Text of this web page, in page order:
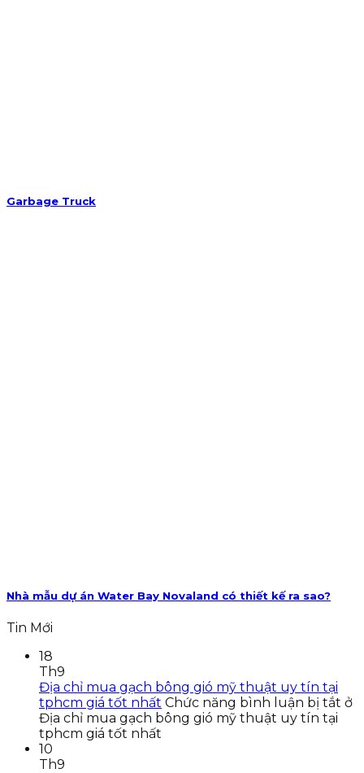
Garbage Truck
Nhà mẫu dự án Water Bay Novaland có thiết kế ra sao?
Tin Mới
18
Th9
Địa chỉ mua gạch bông gió mỹ thuật uy tín tại
tphcm giá tốt nhất Chức năng bình luận bị tắt ở
Địa chỉ mua gạch bông gió mỹ thuật uy tín tại
tphcm giá tốt nhất
10
Th9